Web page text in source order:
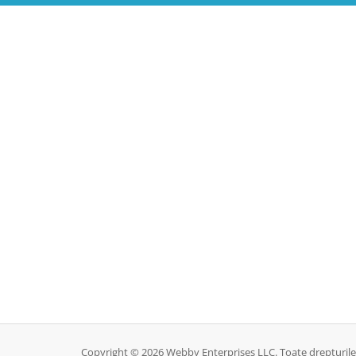
Copyright © 2026 Webby Enterprises LLC. Toate